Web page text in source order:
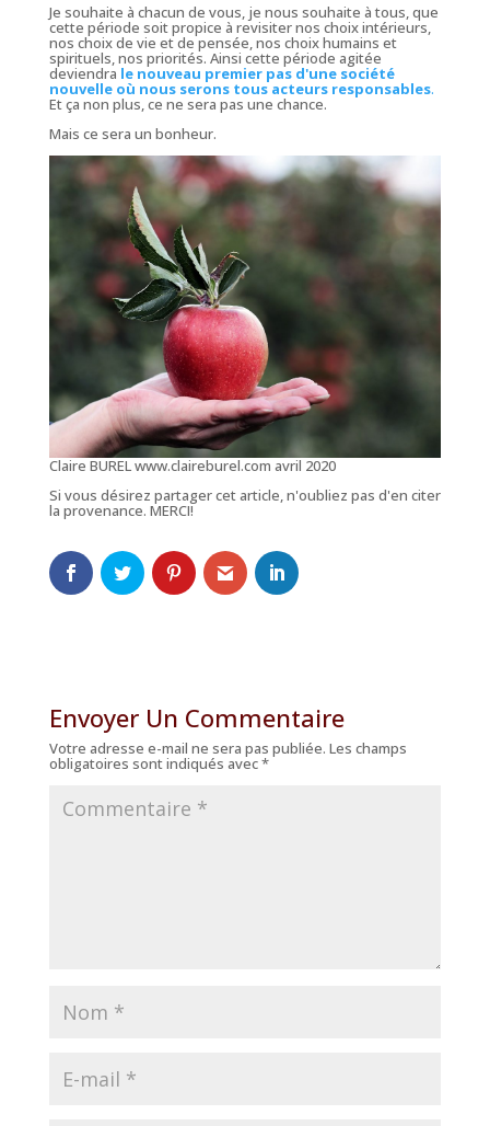
Je souhaite à chacun de vous, je nous souhaite à tous, que
cette période soit propice à revisiter nos choix intérieurs,
nos choix de vie et de pensée, nos choix humains et
spirituels, nos priorités. Ainsi cette période agitée
deviendra le nouveau premier pas d'une société
nouvelle où nous serons tous acteurs responsables.
Et ça non plus, ce ne sera pas une chance.
Mais ce sera un bonheur.
Claire BUREL www.claireburel.com avril 2020
Si vous désirez partager cet article, n'oubliez pas d'en citer
la provenance. MERCI!
Envoyer Un Commentaire
Votre adresse e-mail ne sera pas publiée. Les champs
obligatoires sont indiqués avec*